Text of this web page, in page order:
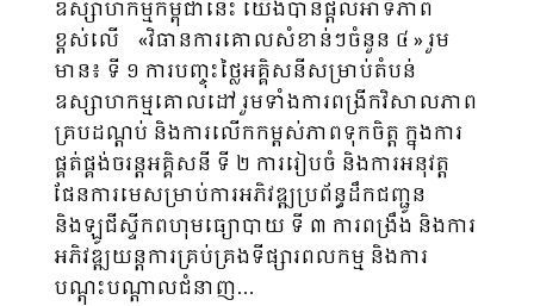
ឧស្សាហកម្មកម្ពុជានេះ យើងបានផ្តល់អាទិភាព
ខ្ពស់លើ ​ «វិធានការគោលសំខាន់ៗចំនួន ៤ » រួម
មាន៖ ទី ១ ការបញ្ចុះថ្លៃអគ្គិសនីសម្រាប់តំបន់
ឧស្សាហកម្មគោលដៅ រួមទាំងការពង្រីកវិសាលភាព
គ្របដណ្តប់ និងការ​លើកកម្ពស់ភាពទុកចិត្ត ក្នុងការ
ផ្គត់ផ្គង់ចរន្តអគ្គិសនី ទី ២ ការរៀបចំ និងការអនុវត្ត
ផែនការមេសម្រាប់ការ​អភិវឌ្ឍប្រព័ន្ធដឹកជញ្ជូន
និងឡូជីស្ទីកពហុមធ្យោបាយ ទី ៣ ការពង្រឹង និងការ
អភិវឌ្ឍយន្តការគ្រប់គ្រង​ទីផ្សារ​ពលកម្ម និងការ
បណ្តុះបណ្តាលជំនាញ…